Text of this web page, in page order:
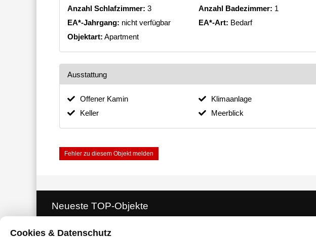
Anzahl Schlafzimmer: 3 Anzahl Badezimmer: 1
EA*-Jahrgang: nicht verfügbar EA*-Art: Bedarf
Objektart: Apartment
Ausstattung
Offener Kamin Klimaanlage
Keller
Meerblick
Fehler zu diesem Objekt melden
Neueste TOP-Objekte
Cookies & Datenschutz